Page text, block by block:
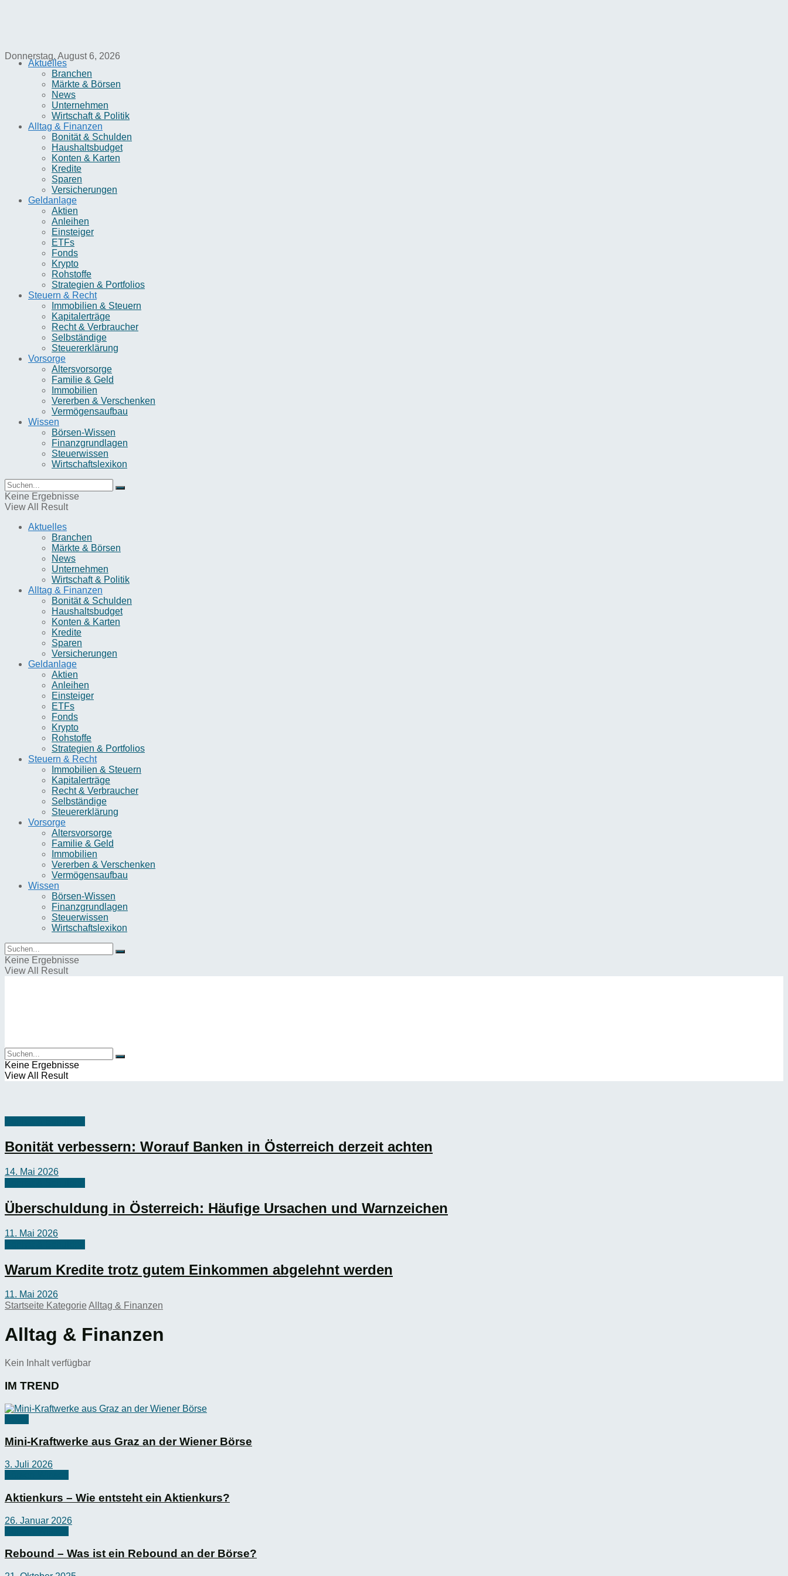
Donnerstag, August 6, 2026
Aktuelles
Branchen
Märkte & Börsen
News
Unternehmen
Wirtschaft & Politik
Alltag & Finanzen
Bonität & Schulden
Haushaltsbudget
Konten & Karten
Kredite
Sparen
Versicherungen
Geldanlage
Aktien
Anleihen
Einsteiger
ETFs
Fonds
Krypto
Rohstoffe
Strategien & Portfolios
Steuern & Recht
Immobilien & Steuern
Kapitalerträge
Recht & Verbraucher
Selbständige
Steuererklärung
Vorsorge
Altersvorsorge
Familie & Geld
Immobilien
Vererben & Verschenken
Vermögensaufbau
Wissen
Börsen-Wissen
Finanzgrundlagen
Steuerwissen
Wirtschaftslexikon
Keine Ergebnisse
View All Result
Aktuelles
Branchen
Märkte & Börsen
News
Unternehmen
Wirtschaft & Politik
Alltag & Finanzen
Bonität & Schulden
Haushaltsbudget
Konten & Karten
Kredite
Sparen
Versicherungen
Geldanlage
Aktien
Anleihen
Einsteiger
ETFs
Fonds
Krypto
Rohstoffe
Strategien & Portfolios
Steuern & Recht
Immobilien & Steuern
Kapitalerträge
Recht & Verbraucher
Selbständige
Steuererklärung
Vorsorge
Altersvorsorge
Familie & Geld
Immobilien
Vererben & Verschenken
Vermögensaufbau
Wissen
Börsen-Wissen
Finanzgrundlagen
Steuerwissen
Wirtschaftslexikon
Keine Ergebnisse
View All Result
Keine Ergebnisse
View All Result
Bonität verbessern: Worauf Banken in Österreich derzeit achten
14. Mai 2026
Überschuldung in Österreich: Häufige Ursachen und Warnzeichen
11. Mai 2026
Warum Kredite trotz gutem Einkommen abgelehnt werden
11. Mai 2026
Startseite Kategorie Alltag & Finanzen
Alltag & Finanzen
Kein Inhalt verfügbar
IM TREND
Mini-Kraftwerke aus Graz an der Wiener Börse
3. Juli 2026
Aktienkurs – Wie entsteht ein Aktienkurs?
26. Januar 2026
Rebound – Was ist ein Rebound an der Börse?